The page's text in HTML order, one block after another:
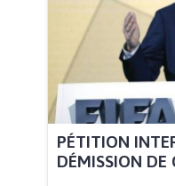
PÉTITION
DÉMISSION DE